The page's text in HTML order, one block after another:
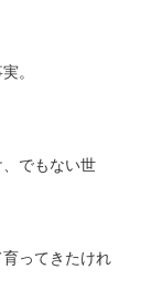
。
でもない世
ってきたけれ